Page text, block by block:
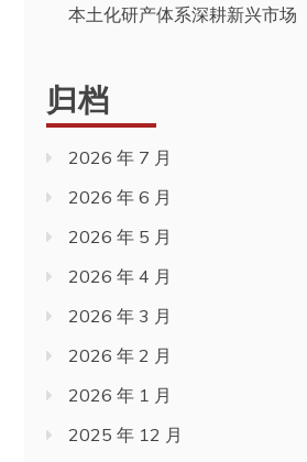
本土化研产体系深耕新兴市场
归档
2026 年 7 月
2026 年 6 月
2026 年 5 月
2026 年 4 月
2026 年 3 月
2026 年 2 月
2026 年 1 月
2025 年 12 月